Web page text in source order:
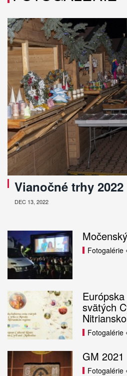
Vianočné trhy 2022
DEC 13, 2022
Fotogalérie
svätých
Fotogalérie
GM 2021
Fotogalérie